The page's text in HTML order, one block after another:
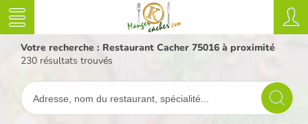
Votre recherche : Restaurant Cacher 75016 à proximité
230 résultats trouvés